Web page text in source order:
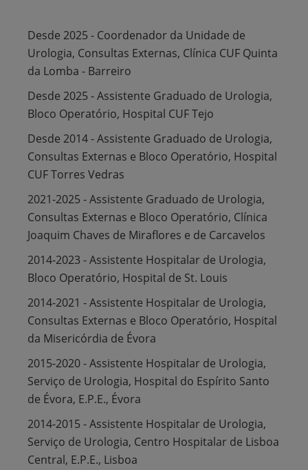
Desde 2025 - Coordenador da Unidade de
Urologia, Consultas Externas, Clínica CUF Quinta
da Lomba - Barreiro
Desde 2025 - Assistente Graduado de Urologia,
Bloco Operatório, Hospital CUF Tejo
Desde 2014 - Assistente Graduado de Urologia,
Consultas Externas e Bloco Operatório, Hospital
CUF Torres Vedras
2021-2025 - Assistente Graduado de Urologia,
Consultas Externas e Bloco Operatório, Clínica
Joaquim Chaves de Miraflores e de Carcavelos
2014-2023 - Assistente Hospitalar de Urologia,
Bloco Operatório, Hospital de St. Louis
2014-2021 - Assistente Hospitalar de Urologia,
Consultas Externas e Bloco Operatório, Hospital
da Misericórdia de Évora
2015-2020 - Assistente Hospitalar de Urologia,
Serviço de Urologia, Hospital do Espírito Santo
de Évora, E.P.E., Évora
2014-2015 - Assistente Hospitalar de Urologia,
Serviço de Urologia, Centro Hospitalar de Lisboa
Central, E.P.E., Lisboa